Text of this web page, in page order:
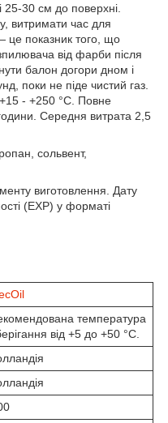
25-30 см до поверхні.
витримати час для
це показник того, що
від фарби після
балон догори дном і
поки не піде чистий газ.
- +250 °C. Повне
Середня витрата 2,5
сольвент,
виготовлення. Дату
(ЕХР) у форматі
дні балона.
температура
від +5 до +50 °C.